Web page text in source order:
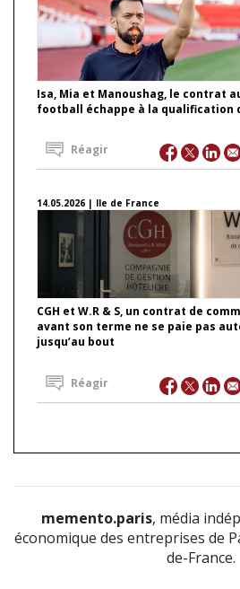
Isa, Mia et Manoushag, le contrat
football échappe à la qualification
Réagir
14.05.2026 | Ile de France
CGH et W.R & S, un contrat de
avant son terme ne se paie pas
jusqu’au bout
Réagir
memento.paris, média
économique des entreprises de
de-France.